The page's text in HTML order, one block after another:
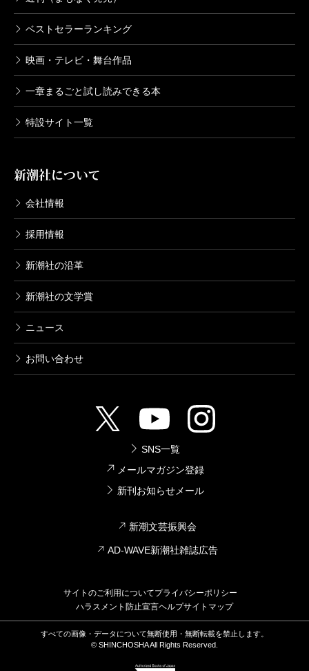
ベストセラーランキング
映画・テレビ・舞台作品
一章まるごと試し読みできる本
特設サイト一覧
新潮社について
会社情報
採用情報
新潮社の沿革
新潮社の文学賞
ニュース
お問い合わせ
SNS一覧
メールマガジン登録
新刊お知らせメール
新潮文芸振興会
AD-WAVE新潮社雑誌広告
サイトのご利用についてプライバシーポリシー
ハラスメント防止宣言ヘルプサイトマップ
すべての画像・データについて無断使用・無断転載を禁止します。
© SHINCHOSHA All Rights Reserved.